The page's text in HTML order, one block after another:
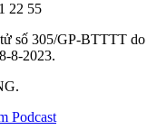
22 55
số 305/GP-BTTTT do
8-2023.
Podcast